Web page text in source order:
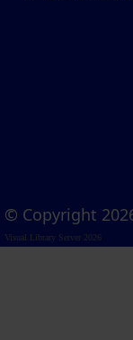
© Copyright
Visual Library Server 2026